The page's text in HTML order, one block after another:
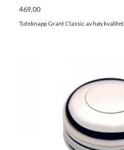
469,00
Tuteknapp Grant Classic av høy kvalitet.